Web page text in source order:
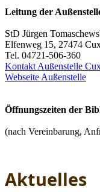
Leitung der
StD Jürgen
Elfenweg 15, 27474
Tel. 04721-506-360
Kontakt Außenstelle
Webseite Außenstelle
Öffnungszeiten der
(nach Vereinbarung,
Aktuelles